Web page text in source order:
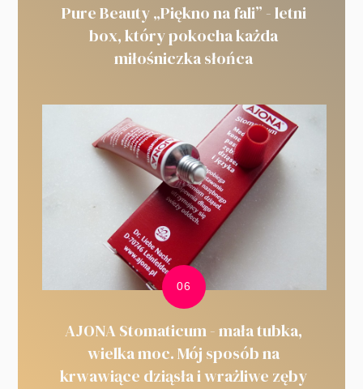
Pure Beauty „Piękno na fali” - letni
box, który pokocha każda
miłośniczka słońca
AJONA Stomaticum - mała tubka,
wielka moc. Mój sposób na
krwawiące dziąsła i wrażliwe zęby